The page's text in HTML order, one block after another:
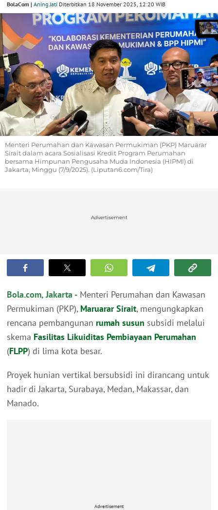
BolaCom | Aning Jati Diterbitkan 18 November 2025, 12:20 WIB
Menteri Perumahan dan Kawasan Permukiman (PKP) Maruarar
Sirait dalam acara Sosialisasi Kredit Program Perumahan
bersama Himpunan Pengusaha Muda Indonesia (HIPMI) di
Jakarta, Minggu (7/9/2025). (Liputan6.com/Tira)
Advertisement
Bola.com, Jakarta - Menteri Perumahan dan Kawasan
Permukiman (PKP), Maruarar Sirait, mengungkapkan
rencana pembangunan rumah susun subsidi melalui
skema Fasilitas Likuiditas Pembiayaan Perumahan
(FLPP) di lima kota besar.
Proyek hunian vertikal bersubsidi ini dirancang untuk
hadir di Jakarta, Surabaya, Medan, Makassar, dan
Manado.
Advertisement